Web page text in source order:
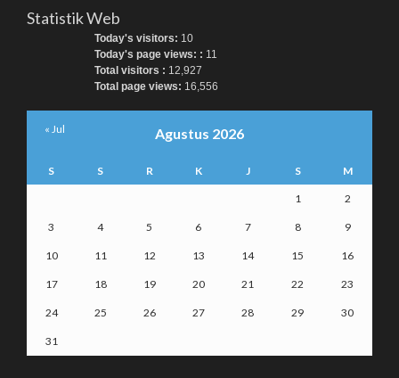
Statistik Web
Today's visitors: 10
Today's page views: : 11
Total visitors : 12,927
Total page views: 16,556
Agustus 2026
S S R K J S M
1 2
3 4 5 6 7 8 9
10 11 12 13 14 15 16
17 18 19 20 21 22 23
24 25 26 27 28 29 30
31
« Jul